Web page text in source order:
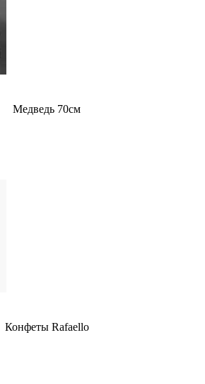
Медведь 70см
Конфеты Rafaello